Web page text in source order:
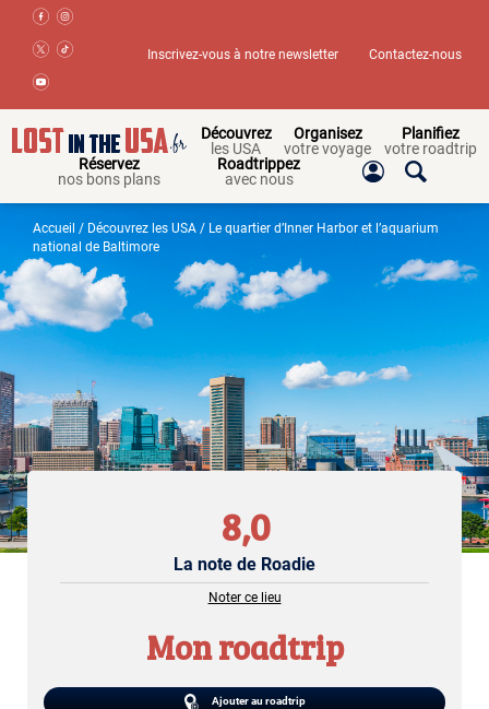
Inscrivez-vous à notre newsletter Contactez-nous
Découvrez
les USA
Organisez
votre voyage
Planifiez
votre roadtrip
Réservez
nos bons plans
Roadtrippez
avec nous
Accueil / Découvrez les USA / Le quartier d’Inner Harbor et l’aquarium
national de Baltimore
8,0
La note de Roadie
Noter ce lieu
Mon roadtrip
Ajouter au roadtrip